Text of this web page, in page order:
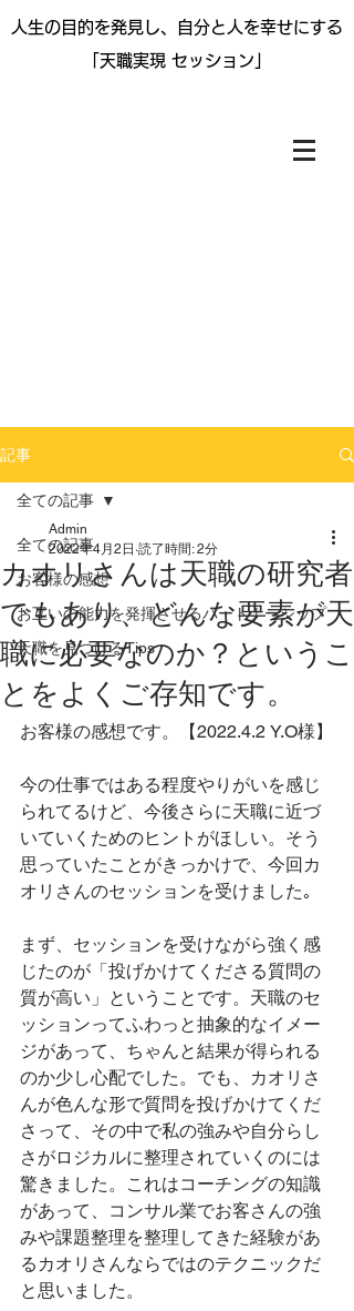
人生の目的を発見し、自分と人を幸せにする
「天職実現 セッション」
記事
全ての記事
お客様の感想
お互いの能力を発揮させるパートナーシップ
天職を見つけるTips
全ての記事
カオリさんは天職の研究者
でもあり、どんな要素が天
職に必要なのか？というこ
とをよくご存知です。
Admin
2022年4月2日 読了時間: 2分
お客様の感想です。【2022.4.2 Y.O様】
今の仕事ではある程度やりがいを感じ
られてるけど、今後さらに天職に近づ
いていくためのヒントがほしい。そう
思っていたことがきっかけで、今回カ
オリさんのセッションを受けました｡
まず、セッションを受けながら強く感
じたのが「投げかけてくださる質問の
質が高い」ということです。天職のセ
ッションってふわっと抽象的なイメー
ジがあって、ちゃんと結果が得られる
のか少し心配でした。でも、カオリさ
んが色んな形で質問を投げかけてくだ
さって、その中で私の強みや自分らし
さがロジカルに整理されていくのには
驚きました。これはコーチングの知識
があって、コンサル業でお客さんの強
みや課題整理を整理してきた経験があ
るカオリさんならではのテクニックだ
と思いました。